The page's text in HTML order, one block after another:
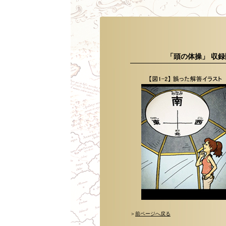
「頭の体操」 収
＞前ページへ戻る